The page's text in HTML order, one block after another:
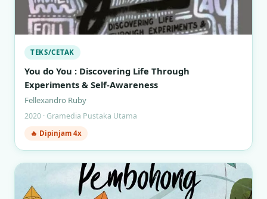
TEKS/CETAK
You do You : Discovering Life Through
Experiments & Self-Awareness
Fellexandro Ruby
2020 · Gramedia Pustaka Utama
🔥 Dipinjam 4x